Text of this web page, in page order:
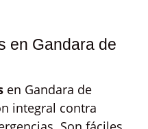
en Gandara de
en Gandara de
integral contra